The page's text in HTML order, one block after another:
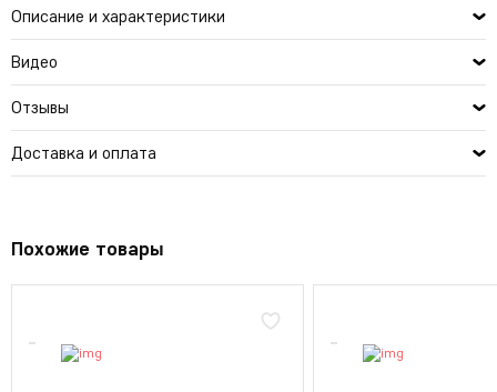
Описание и характеристики
Видео
Отзывы
Доставка и оплата
Похожие товары